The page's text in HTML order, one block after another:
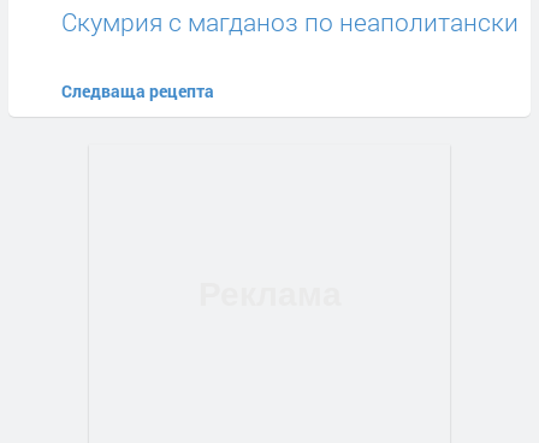
Скумрия с магданоз по неаполитански
Следваща рецепта